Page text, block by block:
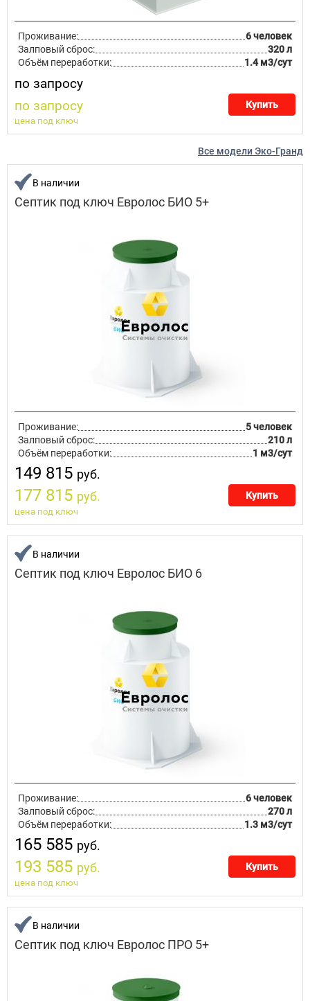
Проживание:
6 человек
Залповый сброс:
320 л
Объём переработки:
1.4 м3/сут
по запросу
по запросу
Купить
цена под ключ
Все модели Эко-Гранд
В наличии
Септик под ключ Евролос БИО 5+
Проживание:
5 человек
Залповый сброс:
210 л
Объём переработки:
1 м3/сут
149 815 руб.
177 815 руб. Купить
цена под ключ
В наличии
Септик под ключ Евролос БИО 6
Проживание:
6 человек
Залповый сброс:
270 л
Объём переработки:
1.3 м3/сут
165 585 руб.
193 585 руб. Купить
цена под ключ
В наличии
Септик под ключ Евролос ПРО 5+